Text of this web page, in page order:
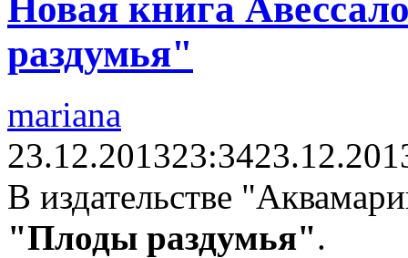
Новая книга
раздумья"
mariana
23.12.201323:34
В издательстве
"Плоды раздумья".